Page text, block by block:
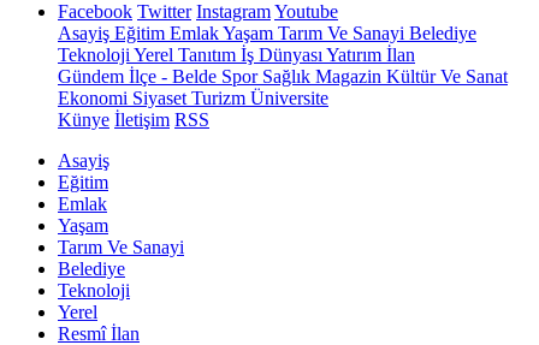
Facebook Twitter InstagramYoutube
Asayiş Eğitim EmlakYaşam Tarım Ve Sanayi Belediye
Teknoloji Yerel Tanıtım İş Dünyası Yatırım İlan
Gündem İlçe - Belde SporSağlık Magazin Kültür Ve Sanat
Ekonomi Siyaset Turizm Üniversite
Künye İletişim RSS
Asayiş
Eğitim
Emlak
Yaşam
Tarım Ve Sanayi
Belediye
Teknoloji
Yerel
Resmî İlan